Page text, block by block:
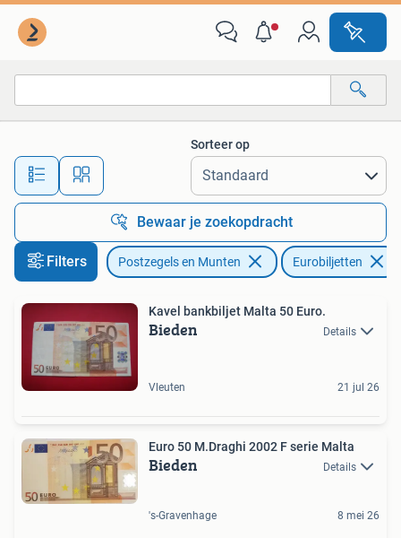
Alle afstanden…
Sorteer op
Bewaar je zoekopdracht
Filters Postzegels en Munten Eurobiljetten
Kavel bankbiljet Malta 50 Euro.
Bieden Details
Vleuten 21 jul 26
Euro 50 M.Draghi 2002 F serie Malta
Bieden Details
's-Gravenhage 8 mei 26